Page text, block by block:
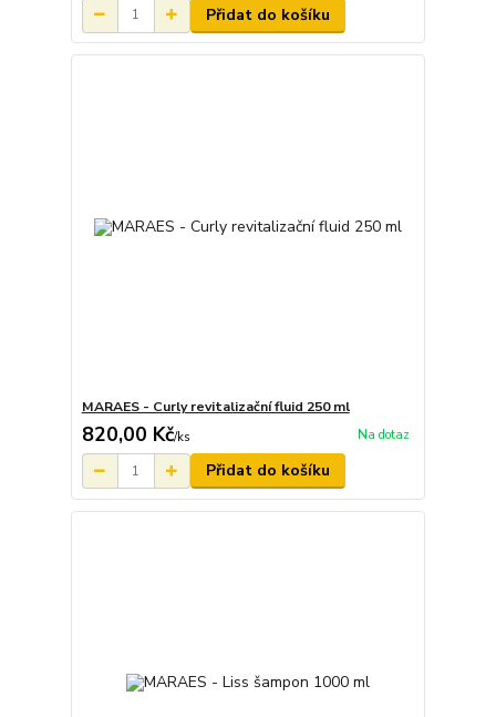
Přidat do košíku
MARAES - Curly revitalizační fluid 250 ml
820,00 Kč/ks Na dotaz
Přidat do košíku